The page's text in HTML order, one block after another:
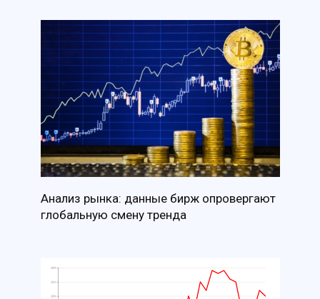
Анализ рынка: данные бирж опровергают
глобальную смену тренда